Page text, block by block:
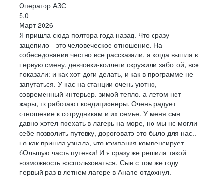
Оператор АЗС
5,0
Март 2026
Я пришла сюда полтора года назад. Что сразу
зацепило - это человеческое отношение. На
собеседовании честно все рассказали, а когда вышла в
первую смену, девчонки-коллеги окружили заботой, все
показали: и как хот-доги делать, и как в программе не
запутаться. У нас на станции очень уютно,
современный интерьер, зимой тепло, а летом нет
жары, тк работают кондиционеры. Очень радует
отношение к сотрудникам и их семье. У меня сын
давно хотел поехать в лагерь на море, но мы не могли
себе позволить путевку, дороговато это было для нас..
но как пришла узнала, что компания компенсирует
бОльшую часть путевки! И я сразу же решила такой
возможность воспользоваться. Сын с том же году
первый раз в летнем лагере в Анапе отдохнул.